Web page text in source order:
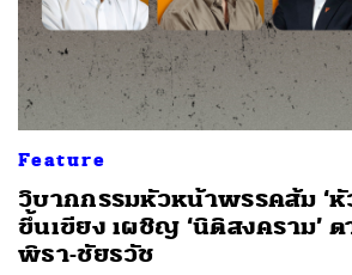
Feature
วิบากกรรมหัวหน้าพรรคส้ม ‘หั
ขึ้นเขียง เผชิญ ‘นิติสงคราม’
พิธา-ชัยธวัช